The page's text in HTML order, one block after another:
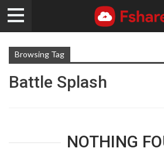
Browsing Tag
Battle Splash
NOTHING